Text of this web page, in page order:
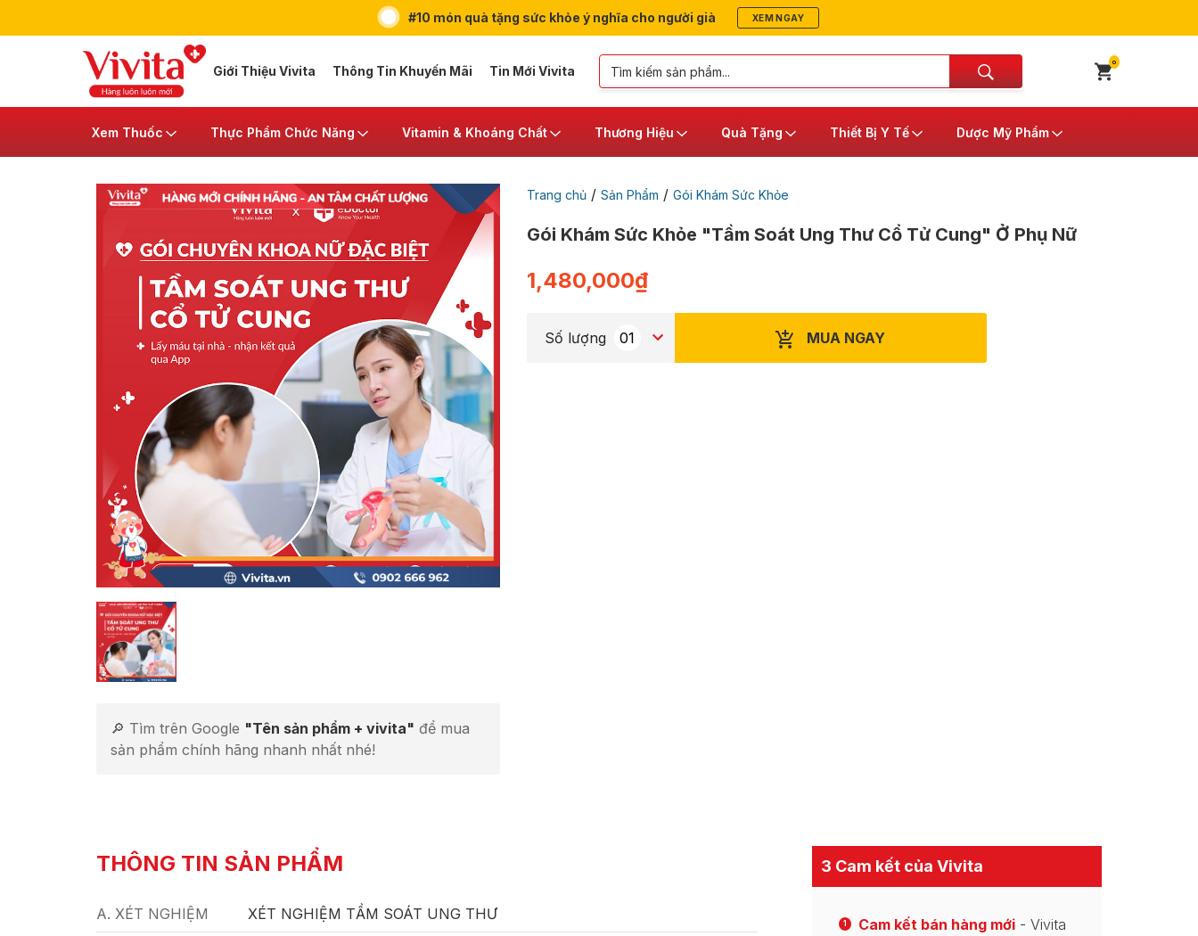
#10 món quà tặng sức khỏe ý nghĩa cho người già XEM NGAY
Giới Thiệu Vivita Thông Tin Khuyến Mãi Tin Mới Vivita
0
Xem Thuốc Thực Phẩm Chức Năng Vitamin & Khoáng Chất Thương Hiệu Quà Tặng Thiết Bị Y Tế Dược Mỹ Phẩm
🔎 Tìm trên Google "Tên sản phẩm + vivita" để mua
sản phẩm chính hãng nhanh nhất nhé!
Trang chủ/ Sản Phẩm / Gói Khám Sức Khỏe
Gói Khám Sức Khỏe "Tầm Soát Ung Thư Cổ Tử Cung" Ở Phụ Nữ
1,480,000₫
Số lượng MUA NGAY
THÔNG TIN SẢN PHẨM
A. XÉT NGHIỆM XÉT NGHIỆM TẦM SOÁT UNG THƯ
3 Cam kết của Vivita
1 Cam kết bán hàng mới - Vivita